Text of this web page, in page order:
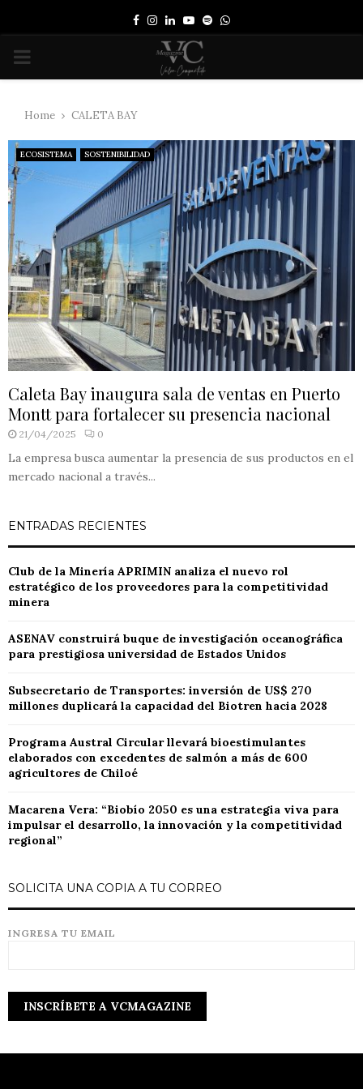
Facebook
Instagram
LinkedinYoutube
SpotifyWhatsapp
PRIMARY
Home CALETA BAY
ECOSISTEMA SOSTENIBILIDAD
Caleta Bay inaugura sala de ventas en Puerto
Montt para fortalecer su presencia nacional
21/04/2025 0
La empresa busca aumentar la presencia de sus productos en el
mercado nacional a través...
ENTRADAS RECIENTES
Club de la Minería APRIMIN analiza el nuevo rol
estratégico de los proveedores para la competitividad
minera
ASENAV construirá buque de investigación oceanográfica
para prestigiosa universidad de Estados Unidos
Subsecretario de Transportes: inversión de US$ 270
millones duplicará la capacidad del Biotren hacia 2028
Programa Austral Circular llevará bioestimulantes
elaborados con excedentes de salmón a más de 600
agricultores de Chiloé
Macarena Vera: “Biobío 2050 es una estrategia viva para
impulsar el desarrollo, la innovación y la competitividad
regional”
SOLICITA UNA COPIA A TU CORREO
INGRESA TU EMAIL